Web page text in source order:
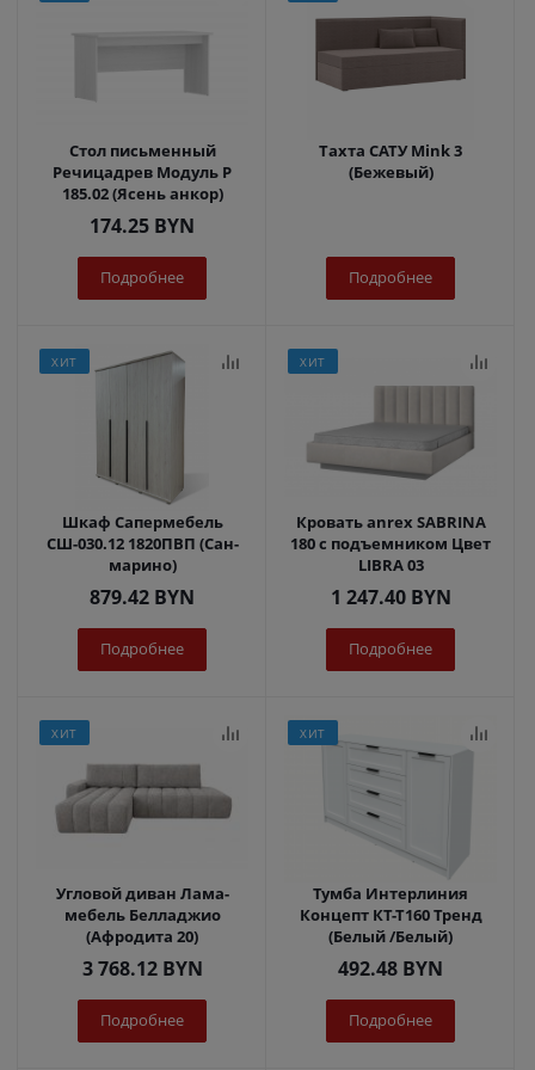
Стол письменный
Речицадрев Модуль Р
185.02 (Ясень анкор)
174.25 BYN
Подробнее
Тахта САТУ Mink 3
(Бежевый)
Подробнее
ХИТ
Шкаф Сапермебель
СШ-030.12 1820ПВП (Сан-
марино)
879.42 BYN
Подробнее
ХИТ
Кровать anrex SABRINA
180 с подъемником Цвет
LIBRA 03
1 247.40BYN
Подробнее
ХИТ
Угловой диван Лама-
мебель Белладжио
(Афродита 20)
3 768.12BYN
Подробнее
ХИТ
Тумба Интерлиния
Концепт КТ-Т160 Тренд
(Белый /Белый)
492.48 BYN
Подробнее